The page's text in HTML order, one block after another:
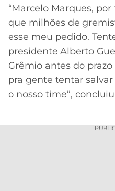
“Marcelo Marques,
que milhões de
esse meu pedido.
presidente Alberto
Grêmio antes do
pra gente tentar
o nosso time”,